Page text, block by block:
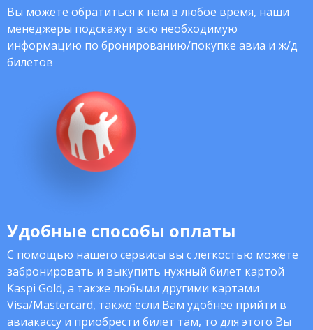
Вы можете обратиться к нам в любое время, наши
менеджеры подскажут всю необходимую
информацию по бронированию/покупке авиа и ж/д
билетов
Удобные способы оплаты
С помощью нашего сервисы вы с легкостью можете
забронировать и выкупить нужный билет картой
Kaspi Gold, а также любыми другими картами
Visa/Mastercard, также если Вам удобнее прийти в
авиакассу и приобрести билет там, то для этого Вы